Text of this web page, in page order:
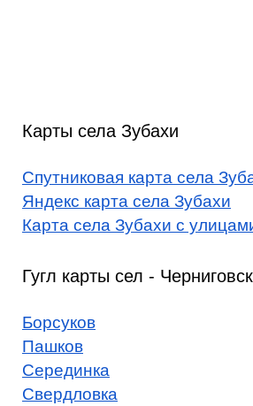
Карты села Зубахи
Спутниковая карта села
Яндекс карта села Зубахи
Карта села Зубахи с
Гугл карты сел -
Борсуков
Пашков
Серединка
Свердловка